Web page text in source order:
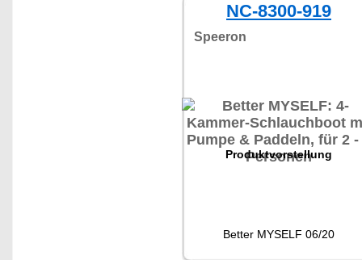
NC-8300-919
Speeron
Produktvorstellung
Better MYSELF 06/20